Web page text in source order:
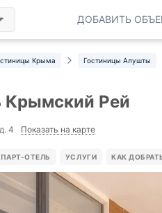
ДОБАВИТЬ
Крыма Гостиницы Алушты
Крымский Рей
4 Показать на карте
ОТЕЛЬ УСЛУГИ КАК